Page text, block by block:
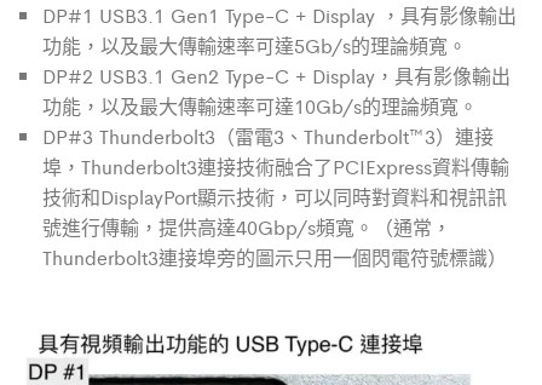
DP#1 USB3.1 Gen1 Type-C + Display ，具有影像輸出
功能，以及最大傳輸速率可達5Gb/s的理論頻寬。
DP#2 USB3.1 Gen2 Type-C + Display，具有影像輸出
功能，以及最大傳輸速率可達10Gb/s的理論頻寬。
DP#3 Thunderbolt3（雷電3、Thunderbolt™3）連接
埠，Thunderbolt3連接技術融合了PCIExpress資料傳輸
技術和DisplayPort顯示技術，可以同時對資料和視訊訊
號進行傳輸，提供高達40Gbp/s頻寬。（通常，
Thunderbolt3連接埠旁的圖示只用一個閃電符號標識）